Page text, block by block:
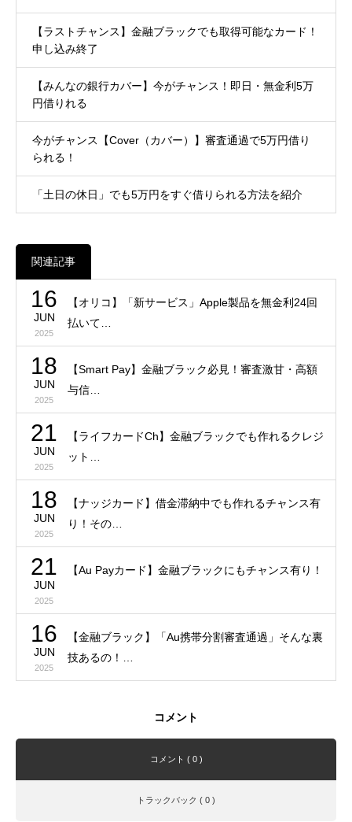
【ラストチャンス】金融ブラックでも取得可能なカード！
申し込み終了
【みんなの銀行カバー】今がチャンス！即日・無金利5万
円借りれる
今がチャンス【Cover（カバー）】審査通過で5万円借り
られる！
「土日の休日」でも5万円をすぐ借りられる方法を紹介
関連記事
16
JUN
2025
【オリコ】「新サービス」Apple製品を無金利24回
払いて…
18
JUN
2025
【Smart Pay】金融ブラック必見！審査激甘・高額
与信…
21
JUN
2025
【ライフカードCh】金融ブラックでも作れるクレジ
ット…
18
JUN
2025
【ナッジカード】借金滞納中でも作れるチャンス有
り！その…
21
JUN
2025
【Au Payカード】金融ブラックにもチャンス有り！
16
JUN
2025
【金融ブラック】「Au携帯分割審査通過」そんな裏
技あるの！…
コメント
コメント ( 0 )
トラックバック ( 0 )